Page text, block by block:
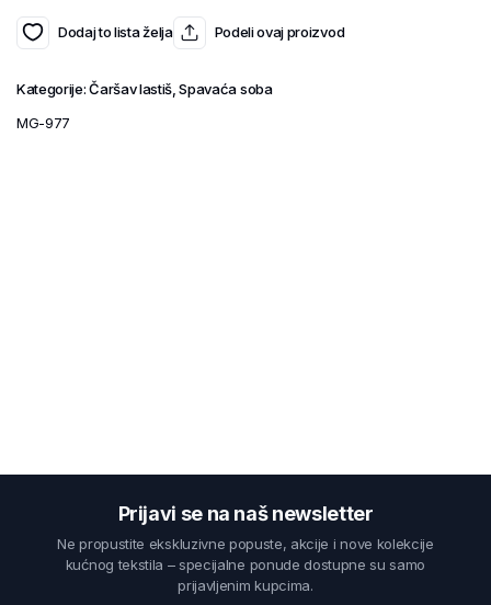
Dodaj to lista želja Podeli ovaj proizvod
Kategorije:Čaršav lastiš ,Spavaća soba
MG-977
Prijavi se na naš newsletter
Ne propustite ekskluzivne popuste, akcije i nove kolekcije
kućnog tekstila – specijalne ponude dostupne su samo
prijavljenim kupcima.